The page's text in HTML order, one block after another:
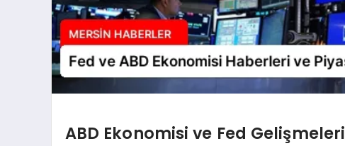
ABD Ekonomisi ve Fed Gelişmeleri